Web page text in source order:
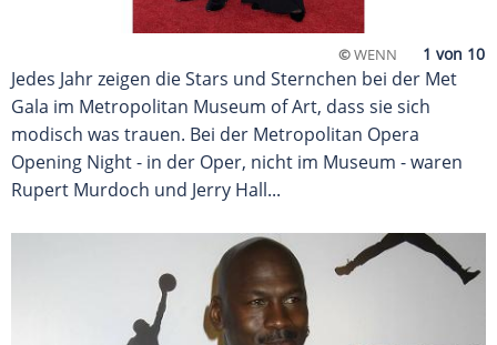
©WENN
Jedes Jahr zeigen die Stars und Sternchen bei der Met
Gala im Metropolitan Museum of Art, dass sie sich
modisch was trauen. Bei der Metropolitan Opera
Opening Night - in der Oper, nicht im Museum - waren
Rupert Murdoch und Jerry Hall...